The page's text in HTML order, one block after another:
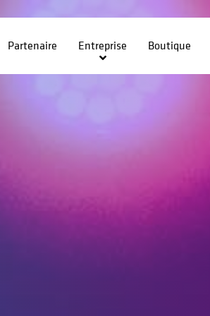
Partenaire Entreprise Boutique